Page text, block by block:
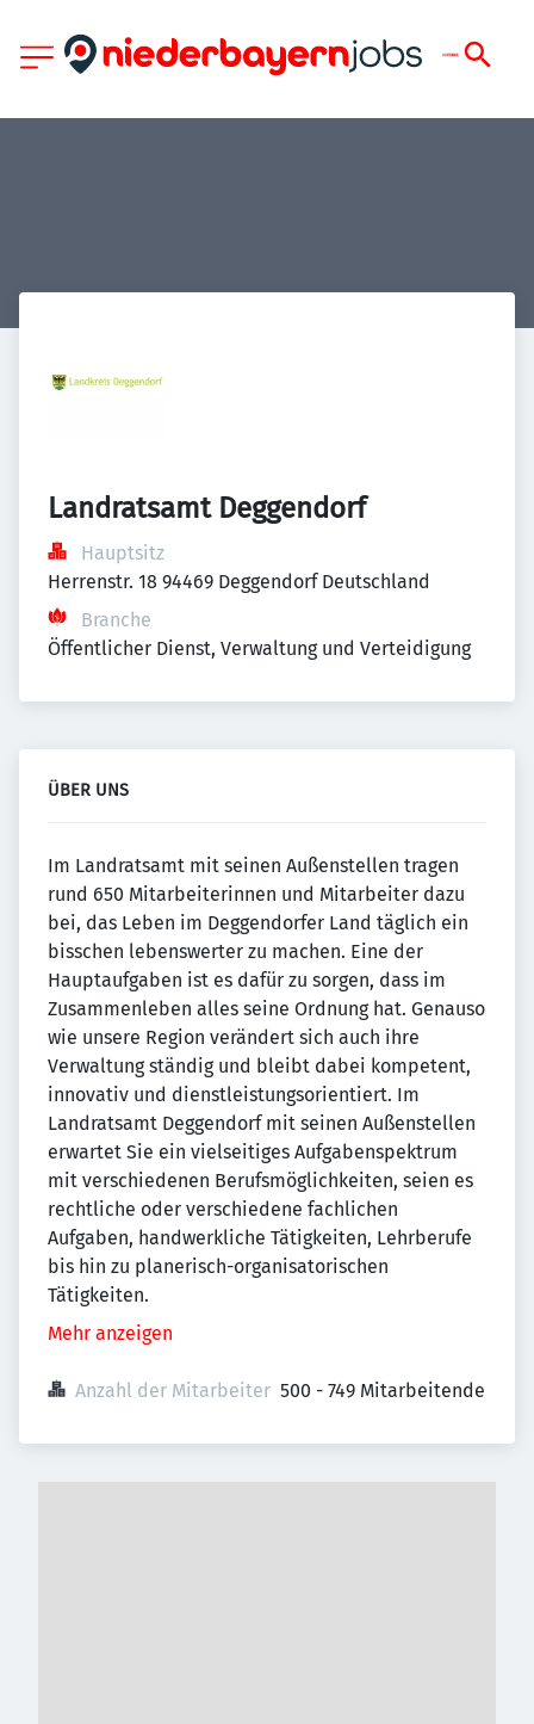
Landratsamt Deggendorf
Hauptsitz
Herrenstr. 18 94469 Deggendorf Deutschland
Branche
Öffentlicher Dienst, Verwaltung und Verteidigung
ÜBER UNS
Im Landratsamt mit seinen Außenstellen tragen
rund 650 Mitarbeiterinnen und Mitarbeiter dazu
bei, das Leben im Deggendorfer Land täglich ein
bisschen lebenswerter zu machen. Eine der
Hauptaufgaben ist es dafür zu sorgen, dass im
Zusammenleben alles seine Ordnung hat. Genauso
wie unsere Region verändert sich auch ihre
Verwaltung ständig und bleibt dabei kompetent,
innovativ und dienstleistungsorientiert. Im
Landratsamt Deggendorf mit seinen Außenstellen
erwartet Sie ein vielseitiges Aufgabenspektrum
mit verschiedenen Berufsmöglichkeiten, seien es
rechtliche oder verschiedene fachlichen
Aufgaben, handwerkliche Tätigkeiten, Lehrberufe
bis hin zu planerisch-organisatorischen
Tätigkeiten.
Mehr anzeigen
Anzahl der Mitarbeiter 500 - 749 Mitarbeitende